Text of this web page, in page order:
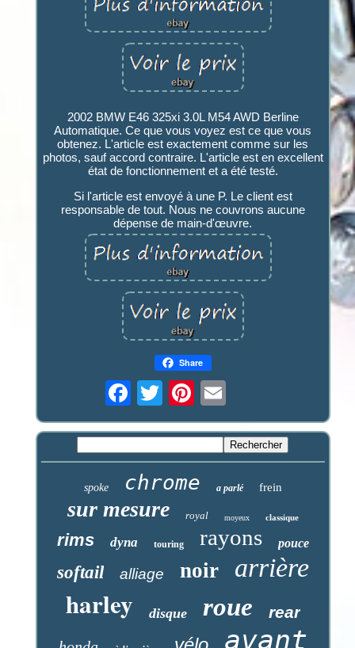
2002 BMW E46 325xi 3.0L M54 AWD Berline
Automatique. Ce que vous voyez est ce que vous
obtenez. L'article est exactement comme sur les
photos, sauf accord contraire. L'article est en excellent
état de fonctionnement et a été testé.
Si l'article est envoyé à une P. Le client est
responsable de tout. Nous ne couvrons aucune
dépense de main-d'œuvre.
Share
spoke chrome a parlé frein
sur mesure royal moyeux classique
rims dyna touring rayons pouce
softail alliage noir arrière
harley disque roue rear
avant